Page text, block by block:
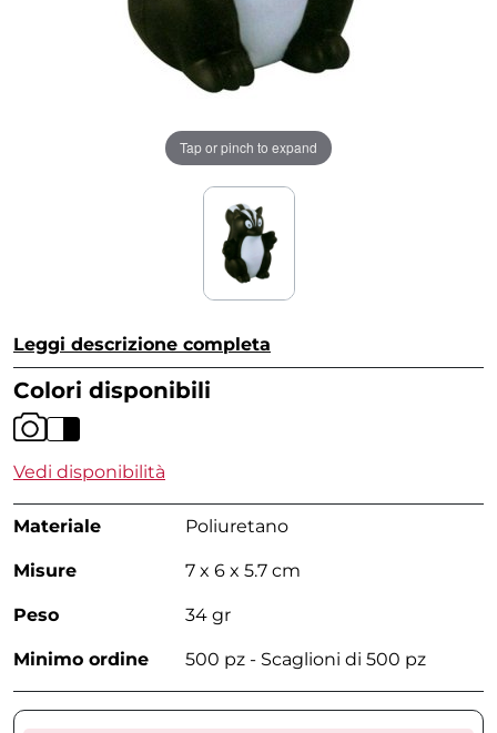
Tap or pinch to expand
Leggi descrizione completa
Colori disponibili
Vedi disponibilità
Materiale Poliuretano
Misure 7 x 6 x 5.7 cm
Peso 34 gr
Minimo ordine 500 pz - Scaglioni di 500 pz